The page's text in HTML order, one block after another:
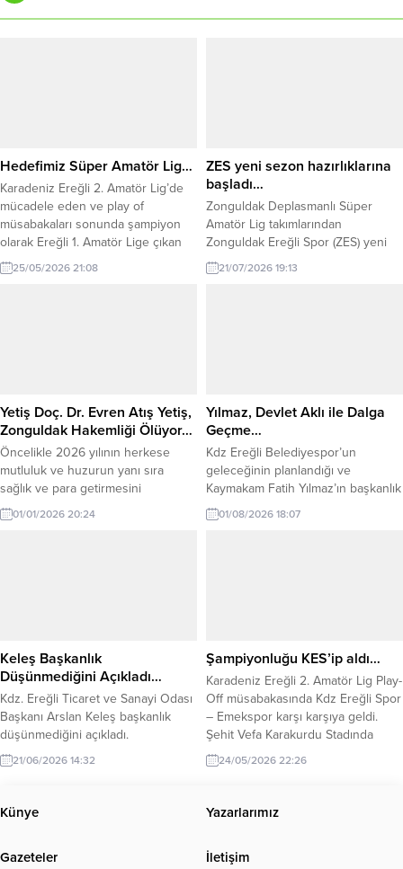
Hedefimiz Süper Amatör Lig…
Karadeniz Ereğli 2. Amatör Lig’de
mücadele eden ve play of
müsabakaları sonunda şampiyon
olarak Ereğli 1. Amatör Lige çıkan
Kdz Ereğli Spor (KES) Başkan Vekili
Can Yaman sezon sonu
25/05/2026 21:08
ZES yeni sezon hazırlıklarına
başladı…
Zonguldak Deplasmanlı Süper
Amatör Lig takımlarından
Zonguldak Ereğli Spor (ZES) yeni
sezon hazırlıklarına başladı. İlk
olarak 2026-2027 sezonu için
Önder Sevinç ile yola devam...
21/07/2026 19:13
Yetiş Doç. Dr. Evren Atış Yetiş,
Zonguldak Hakemliği Ölüyor…
Öncelikle 2026 yılının herkese
mutluluk ve huzurun yanı sıra
sağlık ve para getirmesini
diliyorum.
01/01/2026 20:24
Yılmaz, Devlet Aklı ile Dalga
Geçme…
Kdz Ereğli Belediyespor’un
geleceğinin planlandığı ve
Kaymakam Fatih Yılmaz’ın başkanlık
ettiği toplantıya katılımın yüksek
olması mutluluk vericiydi.
01/08/2026 18:07
Keleş Başkanlık
Düşünmediğini Açıkladı…
Kdz. Ereğli Ticaret ve Sanayi Odası
Başkanı Arslan Keleş başkanlık
düşünmediğini açıkladı.
21/06/2026 14:32
Şampiyonluğu KES’ip aldı…
Karadeniz Ereğli 2. Amatör Lig Play-
Off müsabakasında Kdz Ereğli Spor
– Emekspor karşı karşıya geldi.
Şehit Vefa Karakurdu Stadında
oynanan müsabaka her iki takımın
karşılıklı atakları ile devam etti.
bulunduran Kdz Ereğli Spor, 67.
1-0 öne geçti. Karşılaşmada...
24/05/2026 22:26
Künye Yazarlarımız
Gazeteler İletişim